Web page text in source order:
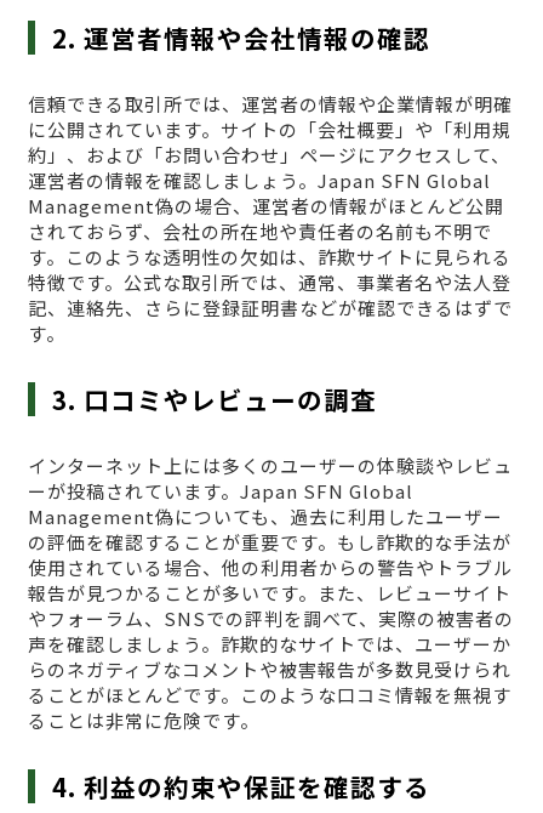
2. 運営者情報や会社情報の確認
信頼できる取引所では、運営者の情報や企業情報が明確
に公開されています。サイトの「会社概要」や「利用規
約」、および「お問い合わせ」ページにアクセスして、
運営者の情報を確認しましょう。Japan SFN Global
Management偽の場合、運営者の情報がほとんど公開
されておらず、会社の所在地や責任者の名前も不明で
す。このような透明性の欠如は、詐欺サイトに見られる
特徴です。公式な取引所では、通常、事業者名や法人登
記、連絡先、さらに登録証明書などが確認できるはずで
す。
3. 口コミやレビューの調査
インターネット上には多くのユーザーの体験談やレビュ
ーが投稿されています。Japan SFN Global
Management偽についても、過去に利用したユーザー
の評価を確認することが重要です。もし詐欺的な手法が
使用されている場合、他の利用者からの警告やトラブル
報告が見つかることが多いです。また、レビューサイト
やフォーラム、SNSでの評判を調べて、実際の被害者の
声を確認しましょう。詐欺的なサイトでは、ユーザーか
らのネガティブなコメントや被害報告が多数見受けられ
ることがほとんどです。このような口コミ情報を無視す
ることは非常に危険です。
4. 利益の約束や保証を確認する